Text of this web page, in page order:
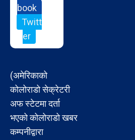
book
Twitt
er
(अमेरिकाको
कोलोराडो सेक्रेटरी
अफ स्टेटमा दर्ता
भएको कोलोराडो खबर
कम्पनीद्वारा